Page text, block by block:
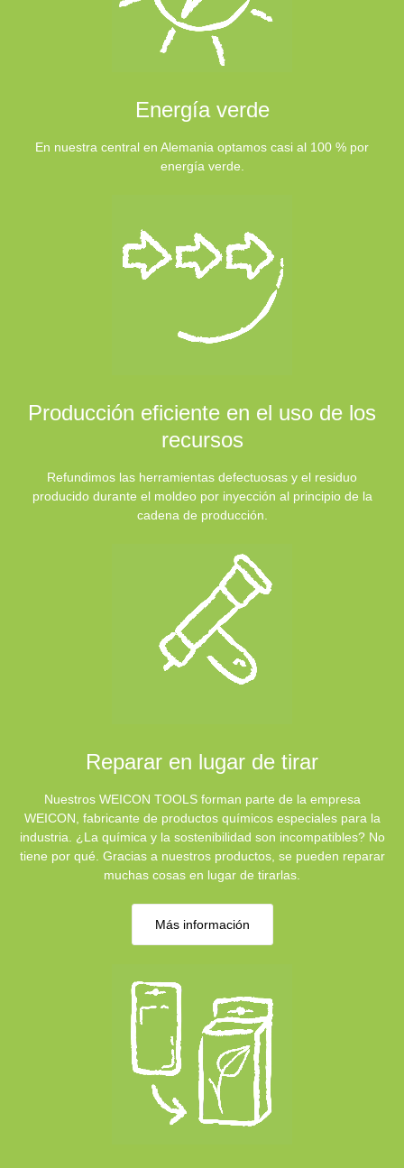
Energía verde
En nuestra central en Alemania optamos casi al 100 % por
energía verde.
Producción eficiente en el uso de los
recursos
Refundimos las herramientas defectuosas y el residuo
producido durante el moldeo por inyección al principio de la
cadena de producción.
Reparar en lugar de tirar
Nuestros WEICON TOOLS forman parte de la empresa
WEICON, fabricante de productos químicos especiales para la
industria. ¿La química y la sostenibilidad son incompatibles? No
tiene por qué. Gracias a nuestros productos, se pueden reparar
muchas cosas en lugar de tirarlas.
Más información